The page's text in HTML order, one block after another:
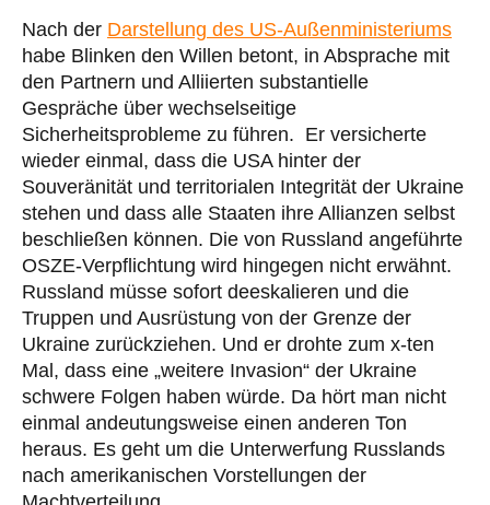
Nach der Darstellung des US-Außenministeriums
habe Blinken den Willen betont, in Absprache mit
den Partnern und Alliierten substantielle
Gespräche über wechselseitige
Sicherheitsprobleme zu führen. Er versicherte
wieder einmal, dass die USA hinter der
Souveränität und territorialen Integrität der Ukraine
stehen und dass alle Staaten ihre Allianzen selbst
beschließen können. Die von Russland angeführte
OSZE-Verpflichtung wird hingegen nicht erwähnt.
Russland müsse sofort deeskalieren und die
Truppen und Ausrüstung von der Grenze der
Ukraine zurückziehen. Und er drohte zum x-ten
Mal, dass eine „weitere Invasion“ der Ukraine
schwere Folgen haben würde. Da hört man nicht
einmal andeutungsweise einen anderen Ton
heraus. Es geht um die Unterwerfung Russlands
nach amerikanischen Vorstellungen der